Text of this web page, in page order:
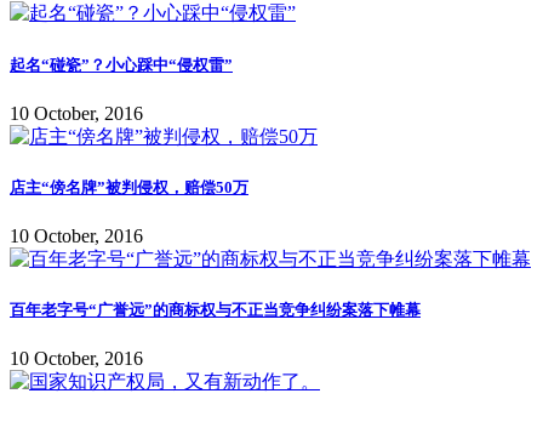
起名“碰瓷”？小心踩中“侵权雷”
10 October, 2016
店主“傍名牌”被判侵权，赔偿50万
10 October, 2016
百年老字号“广誉远”的商标权与不正当竞争纠纷案落下帷幕
10 October, 2016